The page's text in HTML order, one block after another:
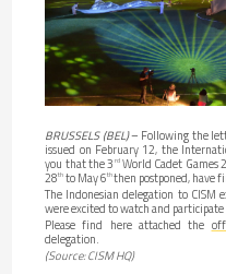
BRUSSELS (BEL)– Following the
issued on February 12, the
you that the 3 rdWorld Cadet Games
28th to May 6ththen postponed, have
The Indonesian delegation to CISM
were excited to watch and
Please find here attached the
delegation.
(Source: CISM HQ)